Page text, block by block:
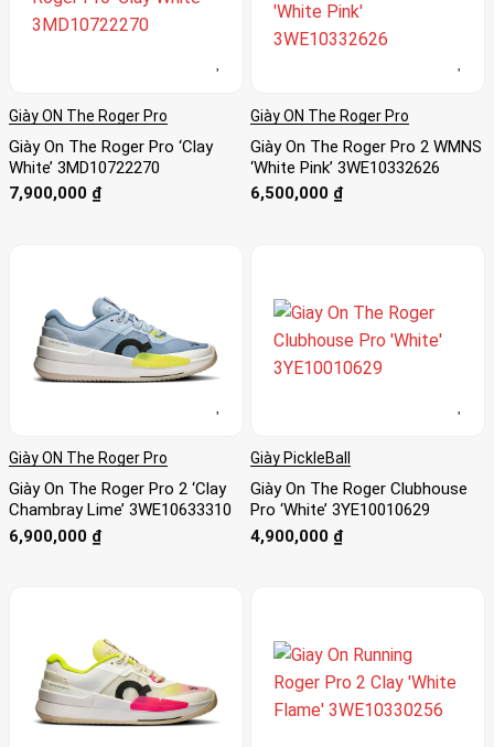
Giày ON The Roger Pro
Giày On The Roger Pro ‘Clay
White’ 3MD10722270
7,900,000 ₫
Giày ON The Roger Pro
Giày On The Roger Pro 2 WMNS
‘White Pink’ 3WE10332626
6,500,000 ₫
Giày ON The Roger Pro
Giày On The Roger Pro 2 ‘Clay
Chambray Lime’ 3WE10633310
6,900,000 ₫
Giày PickleBall
Giày On The Roger Clubhouse
Pro ‘White’ 3YE10010629
4,900,000 ₫